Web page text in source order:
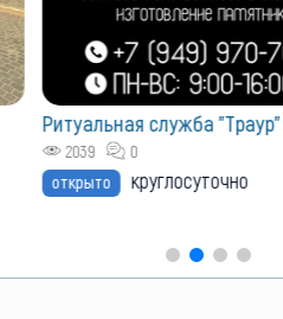
Ритуальная служба "Траур"
2039
0
открыто
круглосуточно